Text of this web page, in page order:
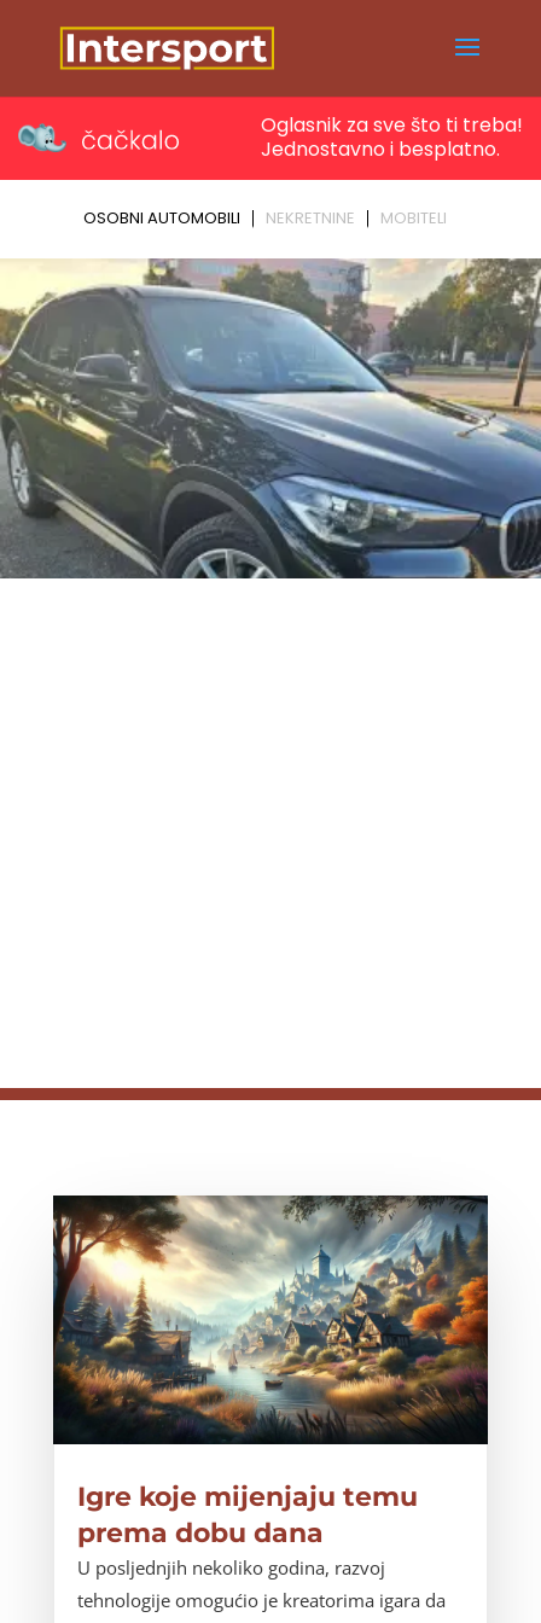
Igre koje mijenjaju temu
prema dobu dana
U posljednjih nekoliko godina, razvoj
tehnologije omogućio je kreatorima igara da